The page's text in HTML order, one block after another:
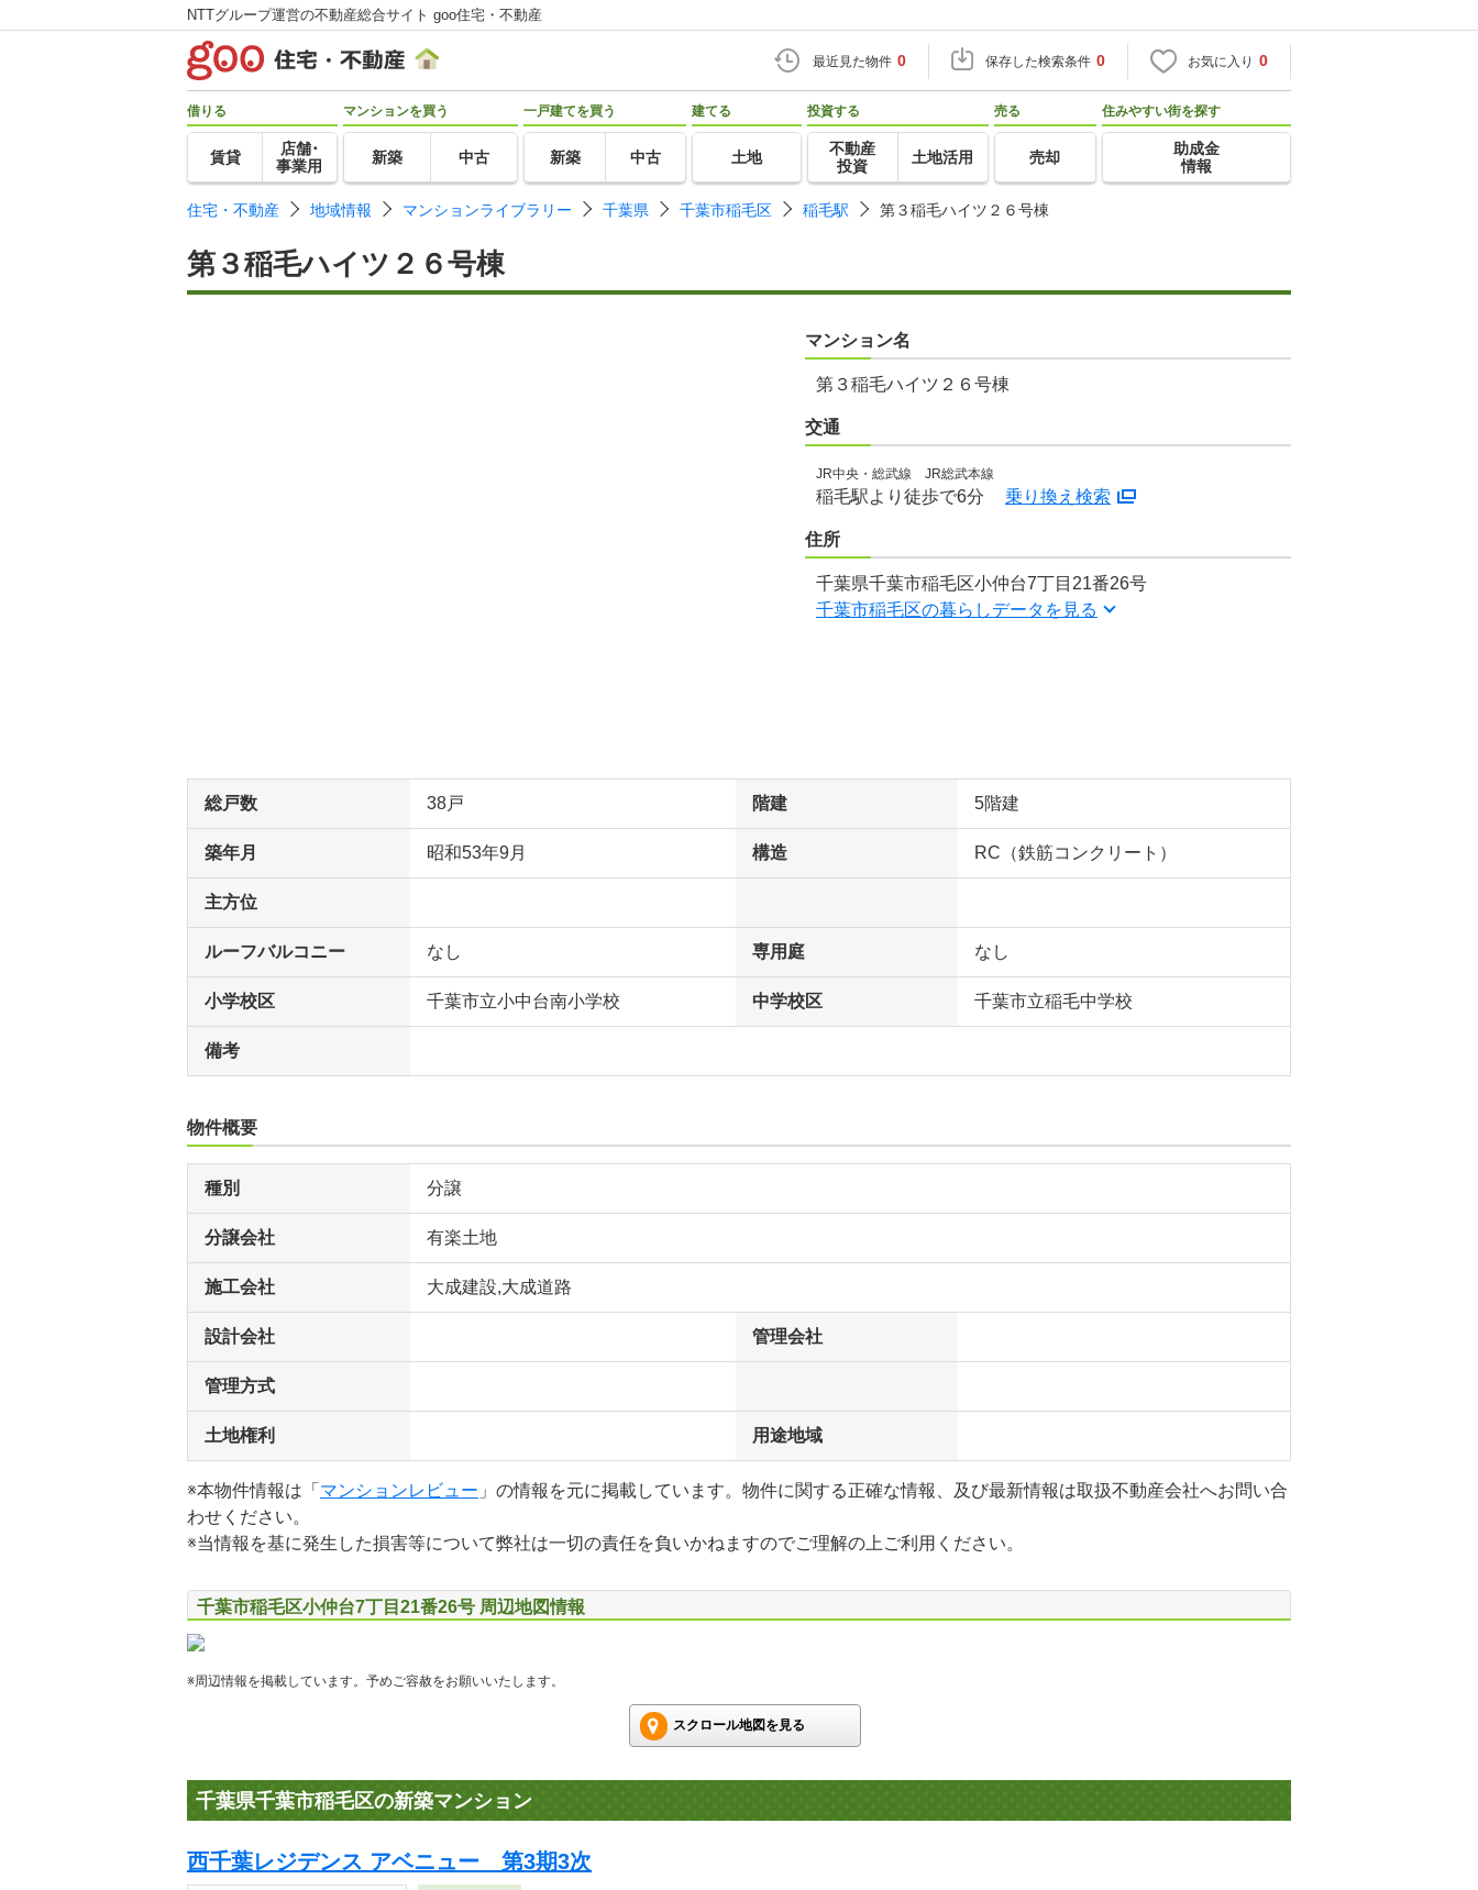
NTTグループ運営の不動産総合サイト goo住宅・不動産
最近見た物件 0 保存した検索条件 0 お気に入り 0
借りる
賃貸
店舗･
事業用
マンションを買う
新築 中古
一戸建てを買う
新築 中古
建てる
土地
投資する
不動産
投資
土地活用
売る
売却
住みやすい街を探す
助成金
情報
住宅・不動産 地域情報 マンションライブラリー 千葉県 千葉市稲毛区 稲毛駅 第３稲毛ハイツ２６号棟
第３稲毛ハイツ２６号棟
マンション名
第３稲毛ハイツ２６号棟
交通
JR中央・総武線 JR総武本線
稲毛駅より徒歩で6分 乗り換え検索
住所
千葉県千葉市稲毛区小仲台7丁目21番26号
千葉市稲毛区の暮らしデータを見る
総戸数 38戸 階建 5階建
築年月 昭和53年9月 構造 RC（鉄筋コンクリート）
主方位
ルーフバルコニー なし 専用庭 なし
小学校区 千葉市立小中台南小学校 中学校区 千葉市立稲毛中学校
備考
物件概要
種別 分譲
分譲会社 有楽土地
施工会社 大成建設,大成道路
設計会社 管理会社
管理方式
土地権利 用途地域
※本物件情報は「 マンションレビュー 」の情報を元に掲載しています。物件に関する正確な情報、及び最新情報は取扱不動産会社へお問い合
わせください。
※当情報を基に発生した損害等について弊社は一切の責任を負いかねますのでご理解の上ご利用ください。
千葉市稲毛区小仲台7丁目21番26号 周辺地図情報
※周辺情報を掲載しています。予めご容赦をお願いいたします。
スクロール地図を見る
千葉県千葉市稲毛区の新築マンション
西千葉レジデンス アベニュー 第3期3次